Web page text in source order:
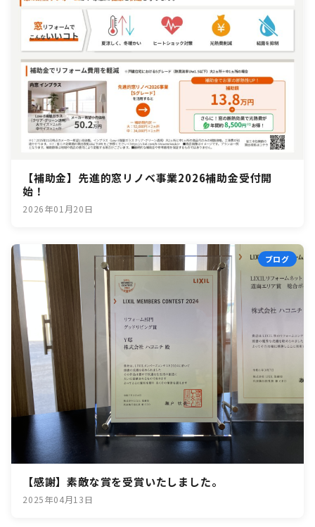
【補助金】先進的窓リノベ事業2026補助金受付開
始！
2026年01月20日
ブログ
【感謝】素敵な賞を受賞いたしました。
2025年04月13日